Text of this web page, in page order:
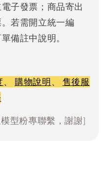
子發票；商品寄出
若需開立統一編
備註中說明。
、 購物說明、 售後服
型粉專聯繫，謝謝]